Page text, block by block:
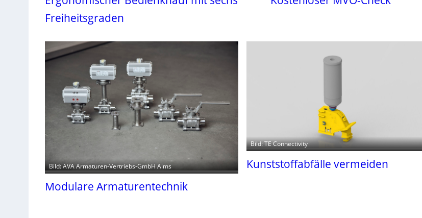
Freiheitsgraden
Bild: AVA Armaturen-Vertriebs-GmbH Alms
Modulare Armaturentechnik
Bild: TE Connectivity
Kunststoffabfälle vermeiden